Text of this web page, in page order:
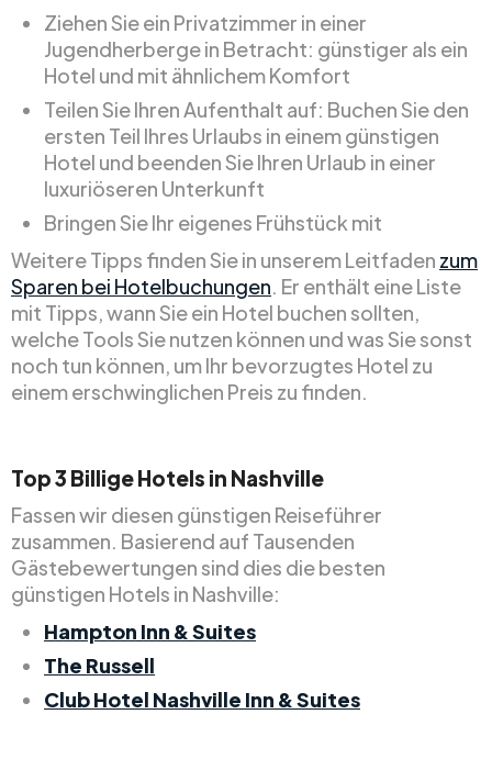
Ziehen Sie ein Privatzimmer in einer
Jugendherberge in Betracht: günstiger als ein
Hotel und mit ähnlichem Komfort
Teilen Sie Ihren Aufenthalt auf: Buchen Sie den
ersten Teil Ihres Urlaubs in einem günstigen
Hotel und beenden Sie Ihren Urlaub in einer
luxuriöseren Unterkunft
Bringen Sie Ihr eigenes Frühstück mit
Weitere Tipps finden Sie in unserem Leitfaden zum
Sparen bei Hotelbuchungen. Er enthält eine Liste
mit Tipps, wann Sie ein Hotel buchen sollten,
welche Tools Sie nutzen können und was Sie sonst
noch tun können, um Ihr bevorzugtes Hotel zu
einem erschwinglichen Preis zu finden.
Top3 BilligeHotels in Nashville
Fassen wir diesen günstigen Reiseführer
zusammen. Basierend auf Tausenden
Gästebewertungen sind dies die besten
günstigen Hotels in Nashville:
Hampton Inn & Suites
The Russell
Club Hotel Nashville Inn & Suites